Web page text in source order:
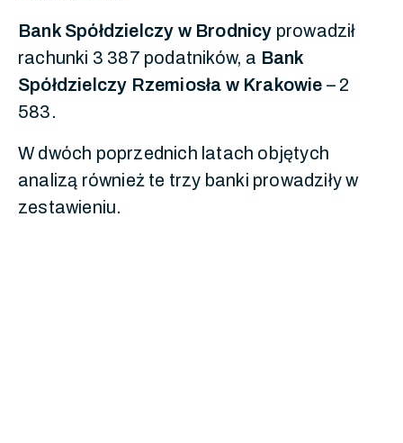
Bank Spółdzielczy w Brodnicy prowadził
rachunki 3 387 podatników, a Bank
Spółdzielczy Rzemiosła w Krakowie – 2
583.
W dwóch poprzednich latach objętych
analizą również te trzy banki prowadziły w
zestawieniu.